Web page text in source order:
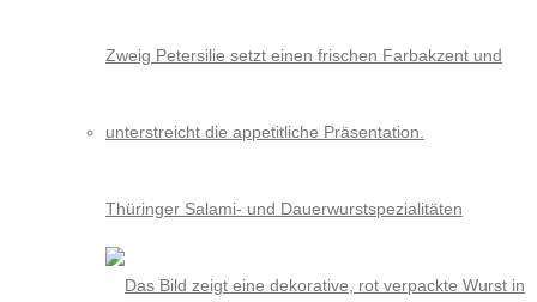
Thüringer Salami- und Dauerwurstspezialitäten